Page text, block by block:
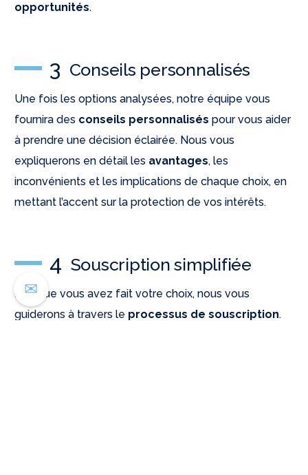
opportunités.
3 Conseils personnalisés
Une fois les options analysées, notre équipe vous
fournira des conseils personnalisés pour vous aider
à prendre une décision éclairée. Nous vous
expliquerons en détail les avantages, les
inconvénients et les implications de chaque choix, en
mettant l’accent sur la protection de vos intérêts.
4 Souscription simplifiée
Lorsque vous avez fait votre choix, nous vous
guiderons à travers le processus de souscription.
✉